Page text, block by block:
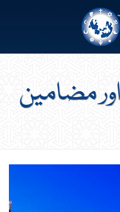
مضامین